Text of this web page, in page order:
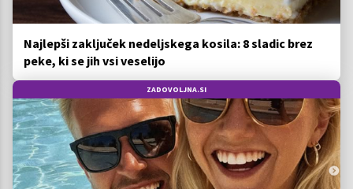
Najlepši zaključek nedeljskega kosila: 8 sladic brez
peke, ki se jih vsi veselijo
ZADOVOLJNA.SI